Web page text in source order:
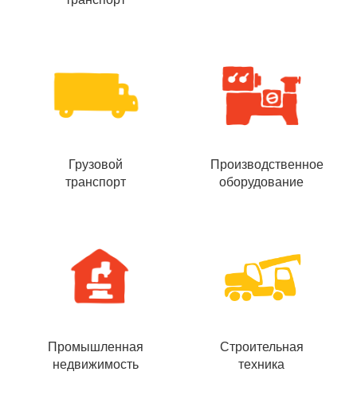
Грузовой
транспорт
Производственное
оборудование
Промышленная
недвижимость
Строительная
техника